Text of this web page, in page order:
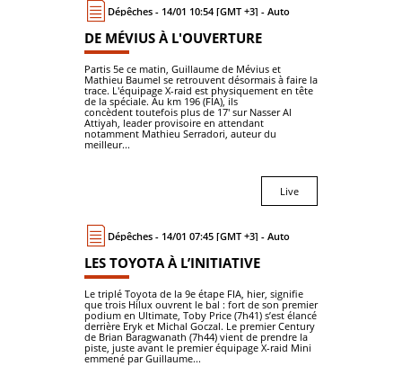
Dépêches - 14/01 10:54 [GMT +3] - Auto
DE MÉVIUS À L'OUVERTURE
Partis 5e ce matin, Guillaume de Mévius et
Mathieu Baumel se retrouvent désormais à faire la
trace. L'équipage X-raid est physiquement en tête
de la spéciale. Au km 196 (FIA), ils
concèdent toutefois plus de 17' sur Nasser Al
Attiyah, leader provisoire en attendant
notamment Mathieu Serradori, auteur du
meilleur...
Live
Dépêches - 14/01 07:45 [GMT +3] - Auto
LES TOYOTA À L’INITIATIVE
Le triplé Toyota de la 9e étape FIA, hier, signifie
que trois Hilux ouvrent le bal : fort de son premier
podium en Ultimate, Toby Price (7h41) s’est élancé
derrière Eryk et Michal Goczal. Le premier Century
de Brian Baragwanath (7h44) vient de prendre la
piste, juste avant le premier équipage X-raid Mini
emmené par Guillaume...